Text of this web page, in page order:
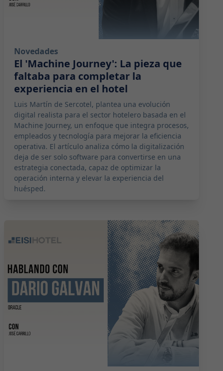
Novedades
El 'Machine Journey': La pieza que
faltaba para completar la
experiencia en el hotel
Luis Martín de Sercotel, plantea una evolución
digital realista para el sector hotelero basada en el
Machine Journey, un enfoque que integra procesos,
empleados y tecnología para mejorar la eficiencia
operativa. El artículo analiza cómo la digitalización
deja de ser solo software para convertirse en una
estrategia conectada, capaz de optimizar la
operación interna y elevar la experiencia del
huésped.
2026-03-14 11:00:00